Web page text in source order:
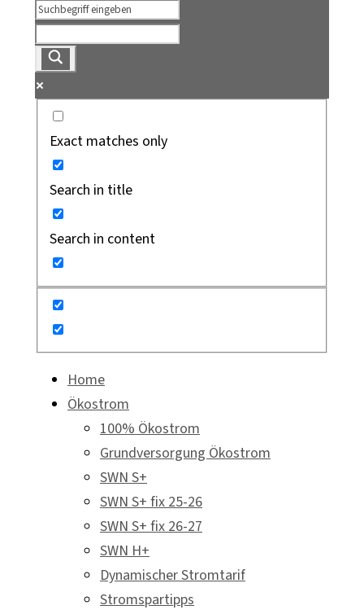
Exact matches only
Search in title
Search in content
Home
Ökostrom
100% Ökostrom
Grundversorgung Ökostrom
SWN S+
SWN S+ fix 25-26
SWN S+ fix 26-27
SWN H+
Dynamischer Stromtarif
Stromspartipps